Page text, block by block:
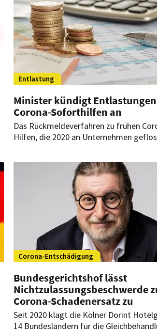
Entlastung
Minister kündigt
Corona-Soforthilfen an
Das Rückmeldeverfahren zu frühen
Hilfen, die 2020 an Unternehmen
Land Hessen die Verwaltungspraxis
Dehoga Hessen sieht darin ein Signal für
betroffenen Betriebe.
Corona-Entschädigung
Bundesgerichtshof lässt
Nichtzulassungsbeschwerde
Corona-Schadenersatz zu
Seit 2020 klagt die Kölner Dorint
14 Bundesländern für die